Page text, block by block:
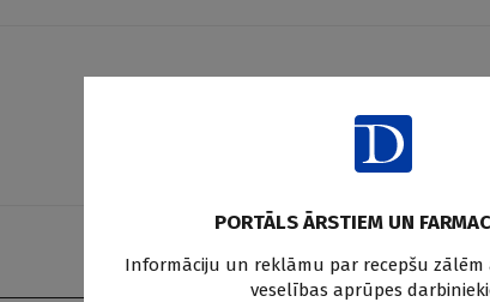
PORTĀLS ĀRSTIEM UN
Informāciju un reklāmu par recepšu
veselības aprūpes